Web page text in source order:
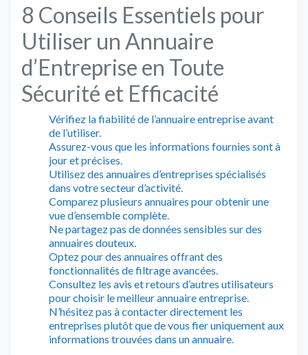
8 Conseils Essentiels pour
Utiliser un Annuaire
d’Entreprise en Toute
Sécurité et Efficacité
Vérifiez la fiabilité de l’annuaire entreprise avant
de l’utiliser.
Assurez-vous que les informations fournies sont à
jour et précises.
Utilisez des annuaires d’entreprises spécialisés
dans votre secteur d’activité.
Comparez plusieurs annuaires pour obtenir une
vue d’ensemble complète.
Ne partagez pas de données sensibles sur des
annuaires douteux.
Optez pour des annuaires offrant des
fonctionnalités de filtrage avancées.
Consultez les avis et retours d’autres utilisateurs
pour choisir le meilleur annuaire entreprise.
N’hésitez pas à contacter directement les
entreprises plutôt que de vous fier uniquement aux
informations trouvées dans un annuaire.